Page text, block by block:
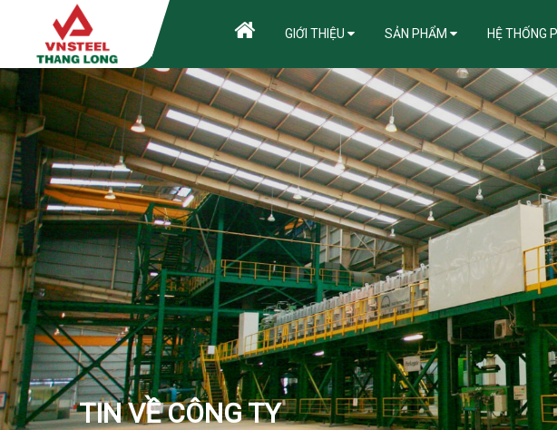
GIỚI THIỆU SẢN PHẨM HỆ THỐNG
HƯỚNG DẪN KHẮC PHỤC LỖI
TIN VỀ CÔNG TY